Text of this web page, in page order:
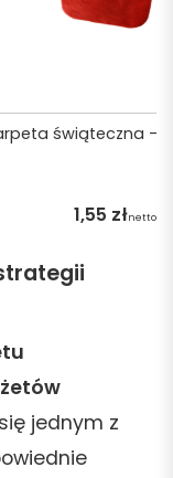
świąteczna –
1,55 złnetto
jednym z